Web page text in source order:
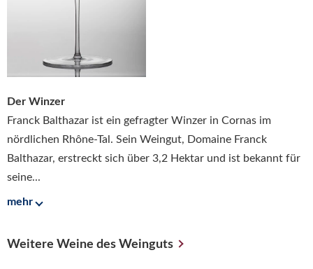
Der Winzer
Franck Balthazar ist ein gefragter Winzer in Cornas im
nördlichen Rhône-Tal. Sein Weingut, Domaine Franck
Balthazar, erstreckt sich über 3,2 Hektar und ist bekannt für
seine...
mehr
Weitere Weine des Weinguts